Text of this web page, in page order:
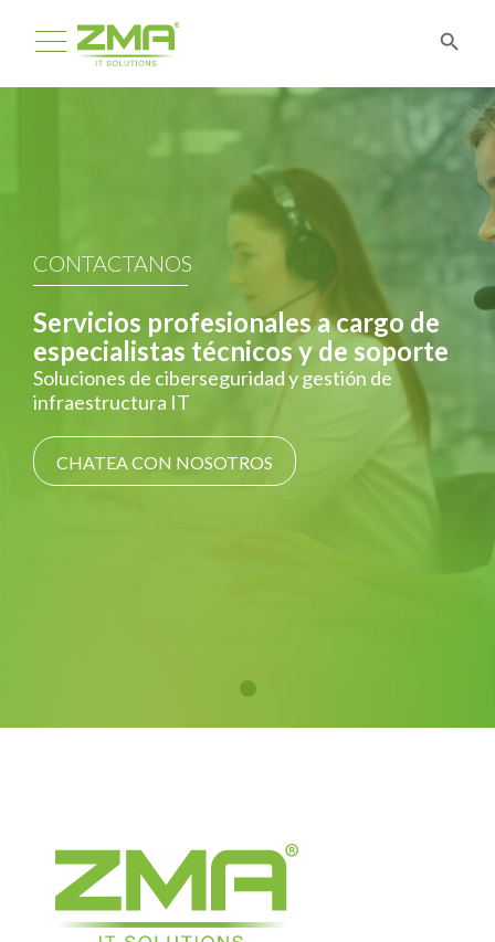
CONTACTANOS
Servicios profesionales a cargo de
especialistas técnicos y de soporte
Soluciones de ciberseguridad y gestión de
infraestructura IT
CHATEA CON NOSOTROS